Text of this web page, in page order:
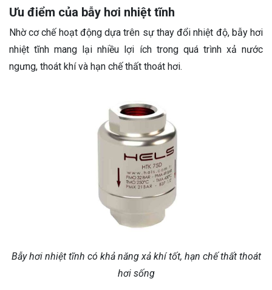
Ưu điểm của bẫy hơi nhiệt tĩnh
Nhờ cơ chế hoạt động dựa trên sự thay đổi nhiệt độ, bẫy hơi
nhiệt tĩnh mang lại nhiều lợi ích trong quá trình xả nước
ngưng, thoát khí và hạn chế thất thoát hơi.
Bẫy hơi nhiệt tĩnh có khả năng xả khí tốt, hạn chế thất thoát
hơi sống